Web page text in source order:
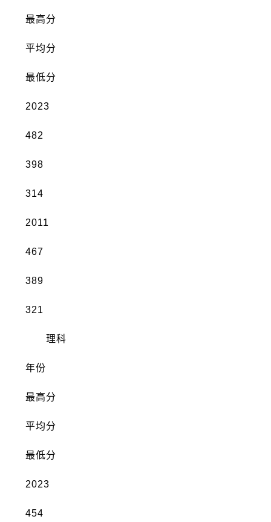
最高分
平均分
最低分
2023
482
398
314
2011
467
389
321
理科
年份
最高分
平均分
最低分
2023
454